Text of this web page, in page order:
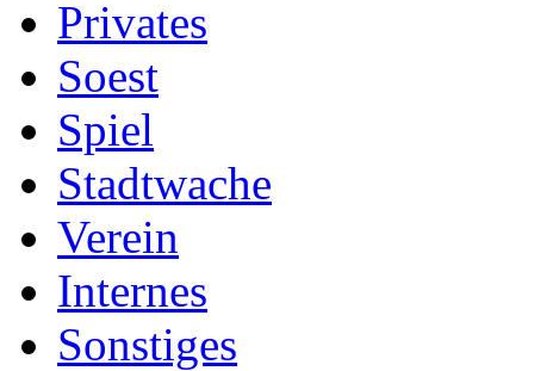
Privates
Soest
Spiel
Stadtwache
Verein
Internes
Sonstiges